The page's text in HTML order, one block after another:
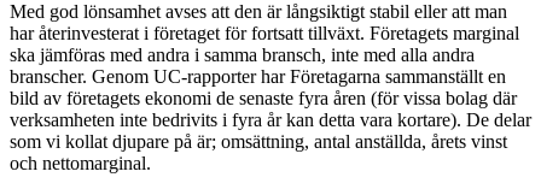
Med god lönsamhet avses att den är långsiktigt stabil eller att man
har återinvesterat i företaget för fortsatt tillväxt. Företagets marginal
ska jämföras med andra i samma bransch, inte med alla andra
branscher. Genom UC-rapporter har Företagarna sammanställt en
bild av företagets ekonomi de senaste fyra åren (för vissa bolag där
verksamheten inte bedrivits i fyra år kan detta vara kortare). De delar
som vi kollat djupare på är; omsättning, antal anställda, årets vinst
och nettomarginal.